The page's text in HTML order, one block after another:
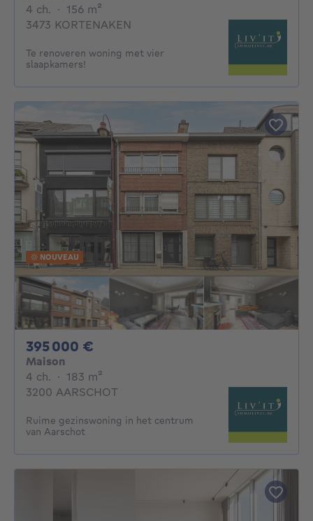
4 ch. 4 chambres
· 156 m²
3473 KORTENAKEN
Te renoveren woning met vier
slaapkamers!
NOUVEAU
395 000 €
Maison
4 ch. 4 chambres
· 183 m²
3200 AARSCHOT
Ruime gezinswoning in het centrum
van Aarschot